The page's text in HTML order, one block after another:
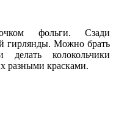
фольги. Сзади
гирлянды. Можно брать
колокольчики
разными красками.